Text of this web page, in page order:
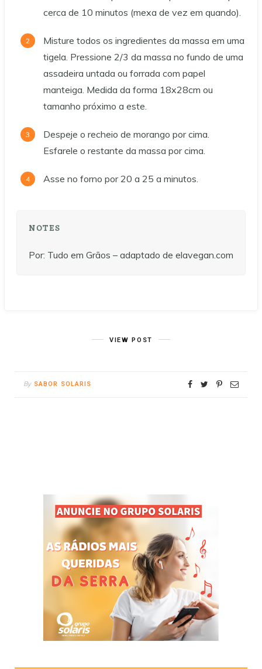
cerca de 10 minutos (mexa de vez em quando).
Misture todos os ingredientes da massa em uma
tigela. Pressione 2/3 da massa no fundo de uma
assadeira untada ou forrada com papel
manteiga. Medida da forma 18x28cm ou
tamanho próximo a este.
Despeje o recheio de morango por cima.
Esfarele o restante da massa por cima.
Asse no forno por 20 a 25 a minutos.
NOTES
Por: Tudo em Grãos – adaptado de elavegan.com
VIEW POST
By SABOR SOLARIS